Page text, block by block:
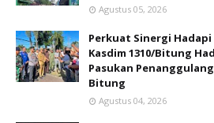
Agustus 05, 2026
Perkuat Sinergi Hadapi
Kasdim 1310/Bitung
Pasukan
Bitung
Agustus 04, 2026